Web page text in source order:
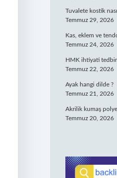
Tuvalete kostik
Temmuz 29, 2026
Kas, eklem ve
Temmuz 24, 2026
HMK ihtiyati tedbir
Temmuz 22, 2026
Ayak hangi dilde ?
Temmuz 21, 2026
Akrilik kumaş
Temmuz 20, 2026